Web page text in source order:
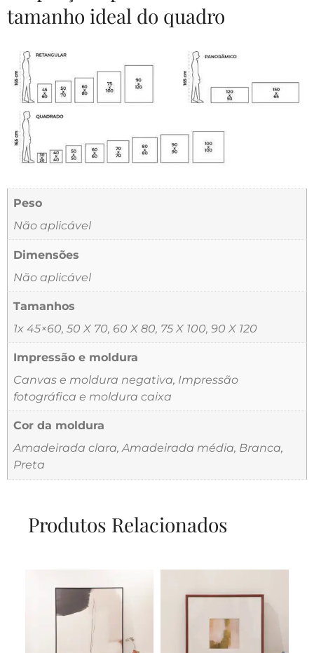
tamanho ideal do quadro
Peso
Não aplicável
Dimensões
Não aplicável
Tamanhos
1x 45×60, 50 X 70, 60 X 80, 75 X 100, 90 X 120
Impressão e moldura
Canvas e moldura negativa, Impressão
fotográfica e moldura caixa
Cor da moldura
Amadeirada clara, Amadeirada média, Branca,
Preta
Produtos Relacionados